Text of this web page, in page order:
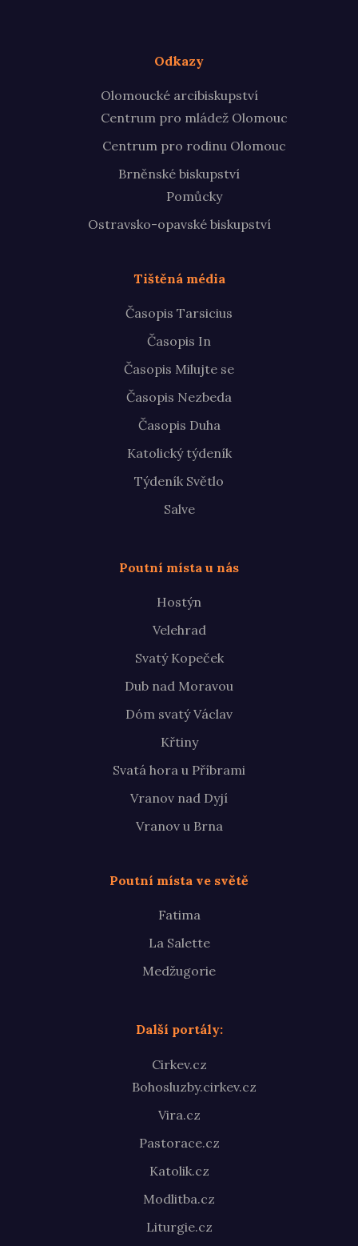
Odkazy
Olomoucké arcibiskupství
Centrum pro mládež Olomouc
Centrum pro rodinu Olomouc
Brněnské biskupství
Pomůcky
Ostravsko-opavské biskupství
Tištěná média
Časopis Tarsicius
Časopis In
Časopis Milujte se
Časopis Nezbeda
Časopis Duha
Katolický týdeník
Týdeník Světlo
Salve
Poutní místa u nás
Hostýn
Velehrad
Svatý Kopeček
Dub nad Moravou
Dóm svatý Václav
Křtiny
Svatá hora u Příbrami
Vranov nad Dyjí
Vranov u Brna
Poutní místa ve světě
Fatima
La Salette
Medžugorie
Další portály:
Cirkev.cz
Bohosluzby.cirkev.cz
Vira.cz
Pastorace.cz
Katolik.cz
Modlitba.cz
Liturgie.cz